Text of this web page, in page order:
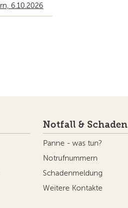
6.10.2026
Notfall & Schaden
Panne - was tun?
Notrufnummern
Schadenmeldung
Weitere Kontakte